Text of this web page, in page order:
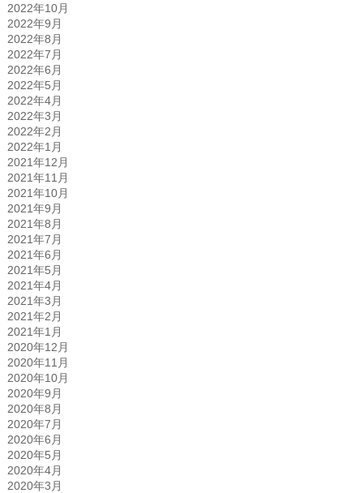
2022年10月
2022年9月
2022年8月
2022年7月
2022年6月
2022年5月
2022年4月
2022年3月
2022年2月
2022年1月
2021年12月
2021年11月
2021年10月
2021年9月
2021年8月
2021年7月
2021年6月
2021年5月
2021年4月
2021年3月
2021年2月
2021年1月
2020年12月
2020年11月
2020年10月
2020年9月
2020年8月
2020年7月
2020年6月
2020年5月
2020年4月
2020年3月